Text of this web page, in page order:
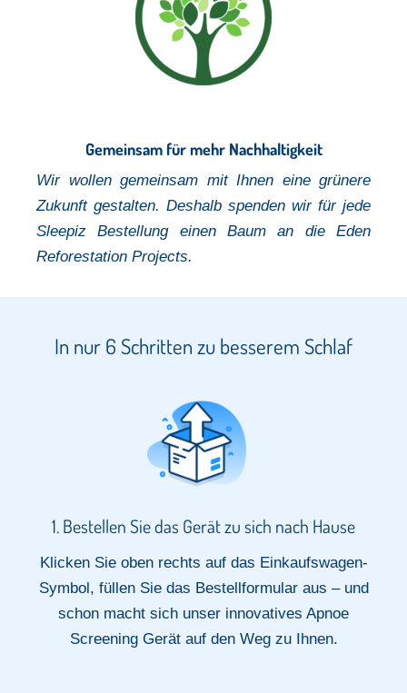
Gemeinsam für mehr Nachhaltigkeit
Wir wollen gemeinsam mit Ihnen eine grünere
Zukunft gestalten. Deshalb spenden wir für jede
Sleepiz Bestellung einen Bauman die Eden
Reforestation Projects.
In nur 6 Schritten zu besserem Schlaf
1. Bestellen Sie das Gerät zu sich nach Hause​
Klicken Sie oben rechts auf das Einkaufswagen-
Symbol, füllen Sie das Bestellformular aus – und
schon macht sich unser innovatives Apnoe
Screening Gerät auf den Weg zu Ihnen.